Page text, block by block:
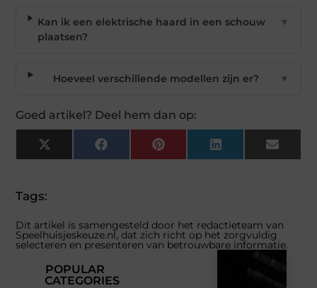
Kan ik een elektrische haard in een schouw
plaatsen?
▼
Hoeveel verschillende modellen zijn er? ▼
Goed artikel? Deel hem dan op:
X
(Twitter)
Facebook Pinterest LinkedIn Email
Tags:
Dit artikel is samengesteld door het redactieteam van
Speelhuisjeskeuze.nl, dat zich richt op het zorgvuldig
selecteren en presenteren van betrouwbare informatie.
POPULAR
CATEGORIES